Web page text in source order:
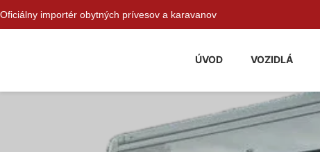
Oficiálny importér obytných prívesov a karavanov
ÚVOD VOZIDLÁ